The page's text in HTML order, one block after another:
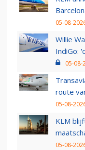
05-08-
Willie
IndiGo:
05-08-
route
05-08-
KLM
05-08-